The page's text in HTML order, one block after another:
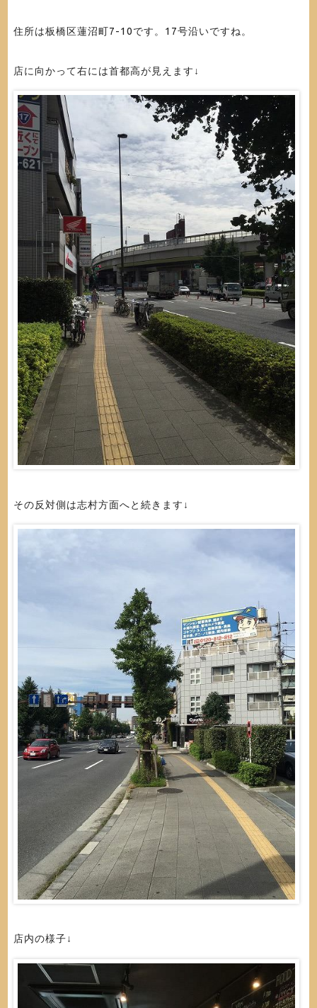
住所は板橋区蓮沼町7-10です。17号沿いですね。
店に向かって右には首都高が見えます↓
その反対側は志村方面へと続きます↓
店内の様子↓